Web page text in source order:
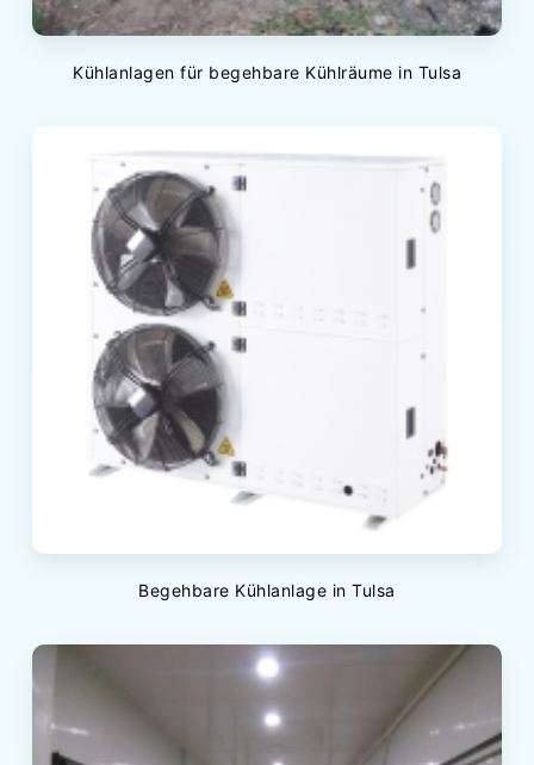
Kühlanlagen für begehbare Kühlräume in Tulsa
Begehbare Kühlanlage in Tulsa